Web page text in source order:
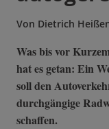
Von Dietrich
Was bis vor
hat es getan: Ein
soll den
durchgängige
schaffen.